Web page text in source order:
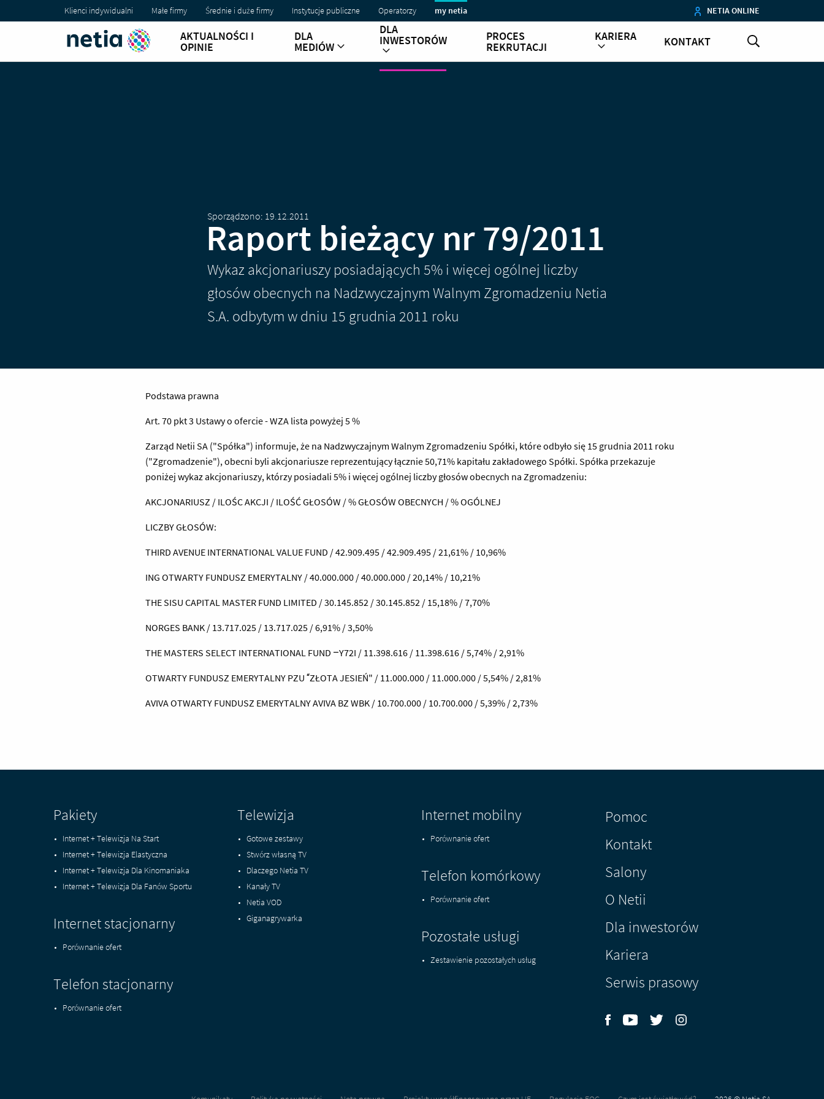
Klienci indywidualni Małe firmy Średnie i duże firmy Instytucje publiczne Operatorzy my netia NETIA ONLINE
AKTUALNOŚCI I
OPINIE
DLA
MEDIÓW
DLA
INWESTORÓW PROCES
REKRUTACJI
KARIERA KONTAKT
Sporządzono: 19.12.2011
Raport bieżący nr 79/2011
Wykaz akcjonariuszy posiadających 5% i więcej ogólnej liczby
głosów obecnych na Nadzwyczajnym Walnym Zgromadzeniu Netia
S.A. odbytym w dniu 15 grudnia 2011 roku
Podstawa prawna
Art. 70 pkt 3 Ustawy o ofercie - WZA lista powyżej 5 %
Zarząd Netii SA ("Spółka") informuje, że na Nadzwyczajnym Walnym Zgromadzeniu Spółki, które odbyło się 15 grudnia 2011 roku
("Zgromadzenie"), obecni byli akcjonariusze reprezentujący łącznie 50,71% kapitału zakładowego Spółki. Spółka przekazuje
poniżej wykaz akcjonariuszy, którzy posiadali 5% i więcej ogólnej liczby głosów obecnych na Zgromadzeniu:
AKCJONARIUSZ / ILOŚC AKCJI / ILOŚĆ GŁOSÓW / % GŁOSÓW OBECNYCH / % OGÓLNEJ
LICZBY GŁOSÓW:
THIRD AVENUE INTERNATIONAL VALUE FUND / 42.909.495 / 42.909.495 / 21,61% / 10,96%
ING OTWARTY FUNDUSZ EMERYTALNY / 40.000.000 / 40.000.000 / 20,14% / 10,21%
THE SISU CAPITAL MASTER FUND LIMITED / 30.145.852 / 30.145.852 / 15,18% / 7,70%
NORGES BANK / 13.717.025 / 13.717.025 / 6,91% / 3,50%
THE MASTERS SELECT INTERNATIONAL FUND –Y72I / 11.398.616 / 11.398.616 / 5,74% / 2,91%
OTWARTY FUNDUSZ EMERYTALNY PZU “ZŁOTA JESIEŃ" / 11.000.000 / 11.000.000 / 5,54% / 2,81%
AVIVA OTWARTY FUNDUSZ EMERYTALNY AVIVA BZ WBK / 10.700.000 / 10.700.000 / 5,39% / 2,73%
Pakiety
Internet + Telewizja Na Start
Internet + Telewizja Elastyczna
Internet + Telewizja Dla Kinomaniaka
Internet + Telewizja Dla Fanów Sportu
Internet stacjonarny
Porównanie ofert
Telefon stacjonarny
Porównanie ofert
Telewizja
Gotowe zestawy
Stwórz własną TV
Dlaczego Netia TV
Kanały TV
Netia VOD
Giganagrywarka
Internet mobilny
Porównanie ofert
Telefon komórkowy
Porównanie ofert
Pozostałe usługi
Zestawienie pozostałych usług
Pomoc
Kontakt
Salony
O Netii
Dla inwestorów
Kariera
Serwis prasowy